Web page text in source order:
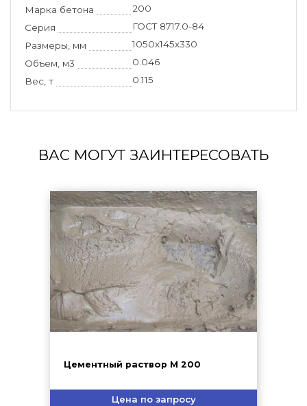
Марка бетона
200
Серия
ГОСТ 8717.0-84
Размеры, мм
1050x145x330
Объем, м3
0.046
Вес, т
0.115
ВАС МОГУТ ЗАИНТЕРЕСОВАТЬ
Цементный раствор М 200
Цена по запросу